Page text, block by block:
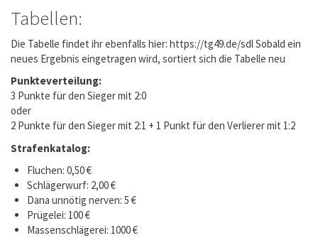
Tabellen:
Die Tabelle findet ihr ebenfalls hier: https://tg49.de/sdl Sobald ein
neues Ergebnis eingetragen wird, sortiert sich die Tabelle neu
Punkteverteilung:
3 Punkte für den Sieger mit 2:0
oder
2 Punkte für den Sieger mit 2:1 + 1 Punkt für den Verlierer mit 1:2
Strafenkatalog:
Fluchen: 0,50 €
Schlägerwurf: 2,00 €
Dana unnötig nerven: 5 €
Prügelei: 100 €
Massenschlägerei: 1000 €